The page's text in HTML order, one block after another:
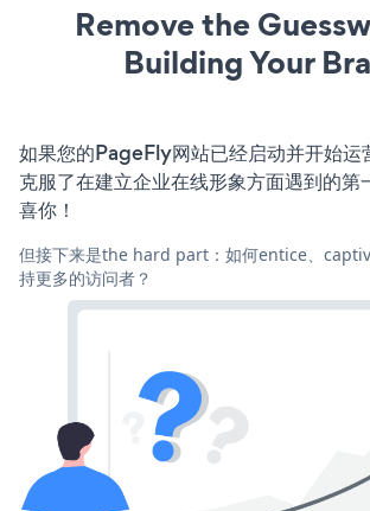
Remove the
Building Your
如果您的PageFly网站已经启动并开始运
克服了在建立企业在线形象方面遇到的第
喜你！
但接下来是the hard part：如何entice、
持更多的访问者？